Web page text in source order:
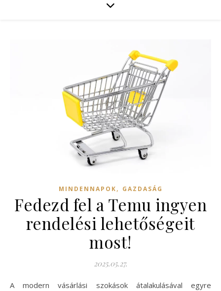
MINDENNAPOK, GAZDASÁG
Fedezd fel a Temu ingyen
rendelési lehetőségeit
most!
2025.05.27.
A modern vásárlási szokások átalakulásával egyre